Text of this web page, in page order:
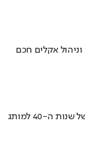
אקלים חכם
איך אסם הפכה את תקופת הצנע והמחסור הקשה של שנות ה-40 למותג